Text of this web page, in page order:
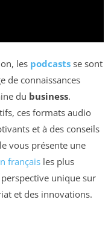
les podcasts se sont
de connaissances
du business.
ces formats audio
et à des conseils
vous présente une
français les plus
unique sur
et des innovations.